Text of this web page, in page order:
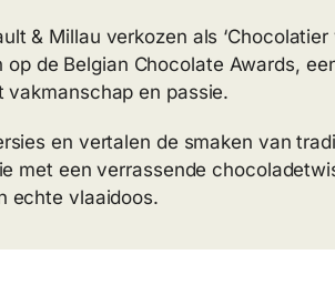
& Millau verkozen als
de Belgian Chocolate Awards,
en passie.
en vertalen de smaken van
met een verrassende
echte vlaaidoos.